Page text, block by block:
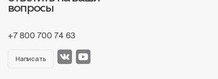
вопросы
+7 800 700 74 63
Написать